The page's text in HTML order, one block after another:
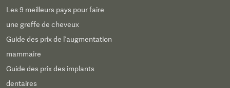
Les 9 meilleurs pays pour faire
une greffe de cheveux
Guide des prix de l’augmentation
mammaire
Guide des prix des implants
dentaires